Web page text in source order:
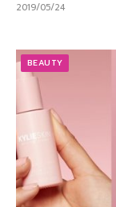
2019/05/24
BEAUTY